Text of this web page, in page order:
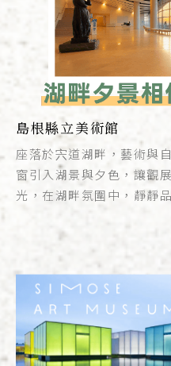
島根縣立美術館
座落於宍道湖畔，藝術與
窗引入湖景與夕色，讓觀
光，在湖畔氛圍中，靜靜